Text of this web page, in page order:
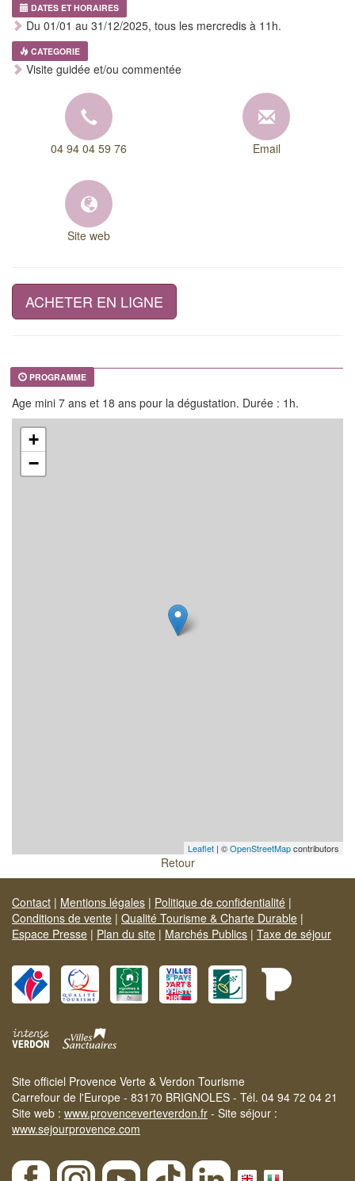
DATES ET HORAIRES
Du 01/01 au 31/12/2025, tous les mercredis à 11h.
CATEGORIE
Visite guidée et/ou commentée
04 94 04 59 76 Email
Site web
ACHETER EN LIGNE
PROGRAMME
Age mini 7 ans et 18 ans pour la dégustation. Durée : 1h.
+
−
Leaflet | ©OpenStreetMapcontributors
Retour
Contact | Mentions légales | Politique de confidentialité |
Conditions de vente | Qualité Tourisme & Charte Durable |
Espace Presse | Plan du site | Marchés Publics | Taxe de séjour
Site officiel Provence Verte & Verdon Tourisme
Carrefour de l'Europe - 83170 BRIGNOLES - Tél. 04 94 72 04 21
Site web : www.provenceverteverdon.fr - Site séjour :
www.sejourprovence.com